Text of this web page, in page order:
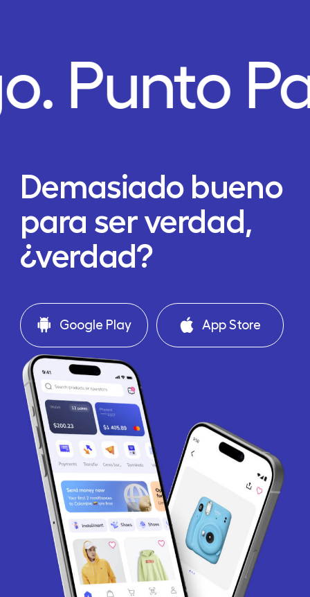
Punto
Demasiado bueno
para ser verdad,
¿verdad?
Google Play App Store